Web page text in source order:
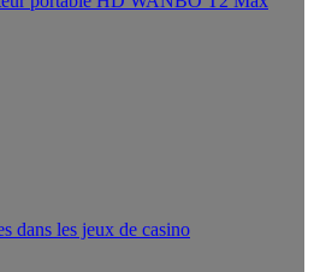
dans les jeux de casino